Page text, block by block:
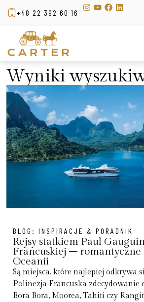
+48 22 392 60 16
Wyniki
BLOG:INSPIRACJE & PORADNIK
Rejsy statkiem Paul
Francuskiej – romantyczne
Oceanii
Są miejsca, które najlepiej odkrywa
Polinezja Francuska zdecydowanie
Bora Bora, Moorea, Tahiti czy